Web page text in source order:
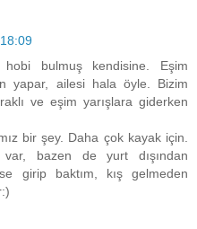
bulmuş kendisine. Eşim
yapar, ailesi hala öyle. Bizim
ve eşim yarışlara giderken
bir şey. Daha çok kayak için.
bazen de yurt dışından
girip baktım, kış gelmeden